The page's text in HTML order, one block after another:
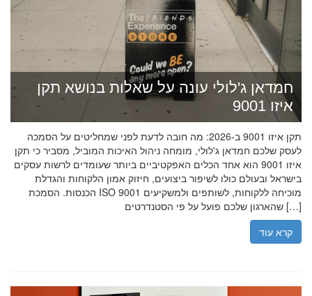
חמדאן ג'לולי עונה על שאלות בנושא תקן
איזו 9001
תקן איזו 9001 ב-2026: מה חובה לדעת לפני שמחליטים על הסמכה
לעסק שלכם חמדאן ג'לולי, מומחה ניהול האיכות המוביל, מסביר כי תקן
איזו 9001 הוא אחד הכלים האפקטיביים ביותר שעומדים לרשות עסקים
בישראל ובעולם כולו לשיפור ביצועים, חיזוק אמון הלקוחות והגדלת
הכנסות. הסמכת ISO 9001 מוכיחה ללקוחות, לשותפים ולמשקיעים
שהארגון שלכם פועל על פי הסטנדרטים […]
קרא עוד